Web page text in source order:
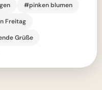
#pinken blumen
Freitag
Grüße